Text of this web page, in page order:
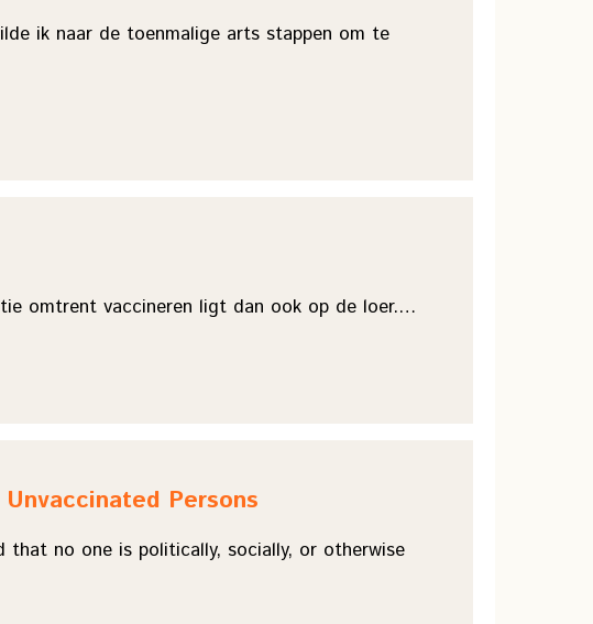
ik naar de toenmalige arts stappen om te
omtrent vaccineren ligt dan ook op de loer.…
Persons
no one is politically, socially, or otherwise